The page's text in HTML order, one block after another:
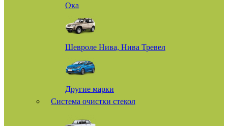
Ока
Шевроле Нива, Нива Тревел
Другие марки
Система очистки стекол